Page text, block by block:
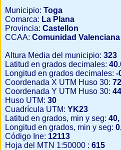
Municipio: Toga
Comarca: La Plana
Provincia: Castellon
CCAA: Comunidad Valenciana
Altura Media del municipio: 323
Latitud en grados decimales:
Longitud en grados decimales: -
Coordenada X UTM Huso 30:
Coordenada Y UTM Huso 30:
Huso UTM: 30
Cuadrícula UTM: YK23
Latitud en grados, min y seg: 40,
Longitud en grados, min y seg:
Código Ine: 12113
Hoja del MTN 1:50000 : 615